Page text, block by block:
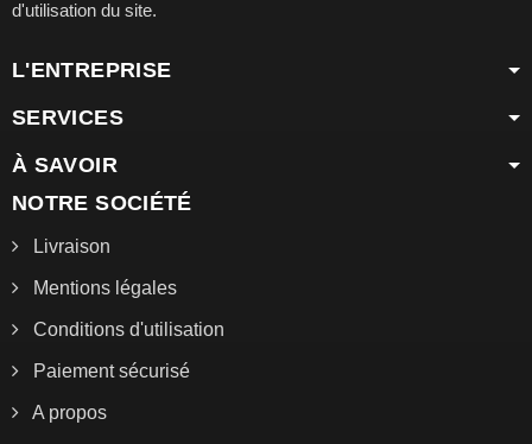
d'utilisation du site.
L'ENTREPRISE
SERVICES
À SAVOIR
NOTRE SOCIÉTÉ
Livraison
Mentions légales
Conditions d'utilisation
Paiement sécurisé
A propos